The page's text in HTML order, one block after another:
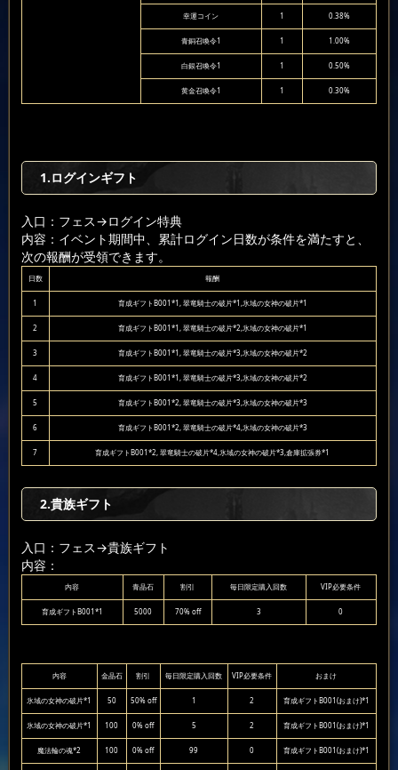
幸運コイン 1 0.38%
青銅召喚令1 1 1.00%
白銀召喚令1 1 0.50%
黄金召喚令1 1 0.30%
1.ログインギフト
入口：フェス→ログイン特典
内容：イベント期間中、累計ログイン日数が条件を満たすと、
次の報酬が受領できます。
日数 報酬
1 育成ギフトB001*1, 翠竜騎士の破片*1,氷域の女神の破片*1
2 育成ギフトB001*1, 翠竜騎士の破片*2,氷域の女神の破片*1
3 育成ギフトB001*1, 翠竜騎士の破片*3,氷域の女神の破片*2
4 育成ギフトB001*1, 翠竜騎士の破片*3,氷域の女神の破片*2
5 育成ギフトB001*2, 翠竜騎士の破片*3,氷域の女神の破片*3
6 育成ギフトB001*2, 翠竜騎士の破片*4,氷域の女神の破片*3
7 育成ギフトB001*2, 翠竜騎士の破片*4,氷域の女神の破片*3,倉庫拡張券*1
2.貴族ギフト
入口：フェス→貴族ギフト
内容：
内容 青晶石 割引 毎日限定購入回数 VIP必要条件
育成ギフトB001*1 5000 70% off 3 0
内容 金晶石 割引 毎日限定購入回数 VIP必要条件 おまけ
氷域の女神の破片*1 50 50% off 1 2 育成ギフトB001(おまけ)*1
氷域の女神の破片*1 100 0% off 5 2 育成ギフトB001(おまけ)*1
魔法輪の魂*2 100 0% off 99 0 育成ギフトB001(おまけ)*1